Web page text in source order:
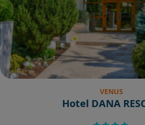
VENUS
Hotel DANA